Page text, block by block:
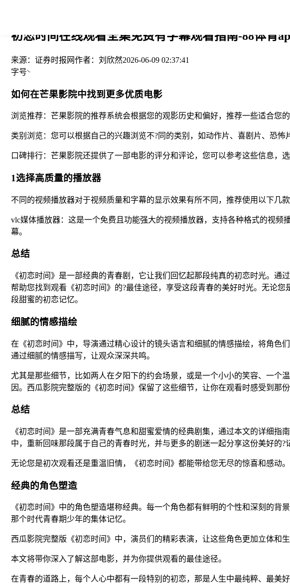
初恋时间在线观看全集免费有字幕观看指南-88体育
来源： 证券时报网作者： 刘欣然2026-06-09 02:37:41
字号
如何在芒果影院中找到更多优质电影
浏览推荐：芒果影院的推荐系统会根据您的观影历史和偏好，推荐一些适合您的
类别浏览：您可以根据自己的兴趣浏览不?同的类别，如动作片、喜剧片、恐怖
口碑排行：芒果影院还提供了一部电影的评分和评论，您可以参考这些信息，
1选择高质量的播放器
不同的视频播放器对于视频质量和字幕的显示效果有所不同，推荐使用以下几款
vlc媒体播放器：这是一个免费且功能强大的视频播放器，支持各种格式的视频
幕。
总结
《初恋时间》是一部经典的青春剧，它让我们回忆起那段纯真的初恋时光。
帮助您找到观看《初恋时间》的?最佳途径，享受这段青春的美好时光。无论
段甜蜜的初恋记忆。
细腻的情感描绘
在《初恋时间》中，导演通过精心设计的镜头语言和细腻的情感描绘，将角色
通过细腻的情感描写，让观众深深共鸣。
尤其是那些细节，比如两人在夕阳下的约会场景，或是一个小小的笑容、一个
因。西瓜影院完整版的《初恋时间》保留了这些细节，让你在观看时感受到那份
总结
《初恋时间》是一部充满青春气息和甜蜜爱情的经典剧集，通过本文的详细
中，重新回味那段属于自己的青春时光，并与更多的剧迷一起分享这份美好的?
无论您是初次观看还是重温旧情，《初恋时间》都能带给您无尽的惊喜和感动
经典的角色塑造
《初恋时间》中的角色塑造堪称经典。每一个角色都有鲜明的个性和深刻的
那个时代青春期少年的集体记忆。
西瓜影院完整版《初恋时间》中，演员们的精彩表演，让这些角色更加立体和
本文将带你深入了解这部电影，并为你提供观看的最佳途径。
在青春的道路上，每个人心中都有一段特别的初恋，那是人生中最纯粹、最美